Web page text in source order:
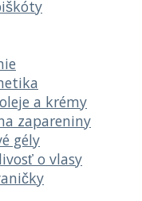
a krémy
zapareniny
gély
o vlasy